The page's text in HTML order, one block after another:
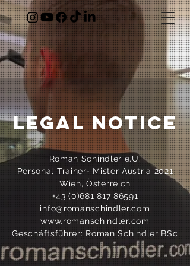
Legal Notice
Roman Schindler e.U.
Personal Trainer- Mister Austria 2021
Wien, Österreich
+43 (0)681 817 86591
info@romanschindler.com
www.romanschindler.com
Geschäftsführer: Roman Schindler BSc